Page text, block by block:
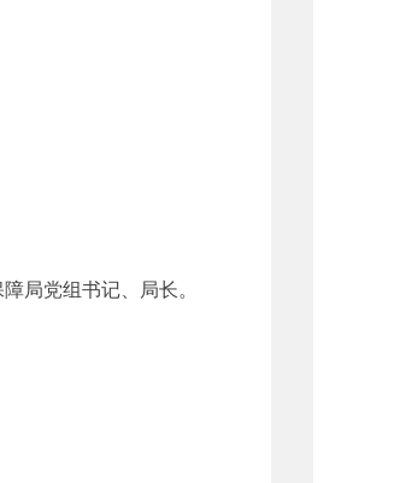
局党组书记、局长。